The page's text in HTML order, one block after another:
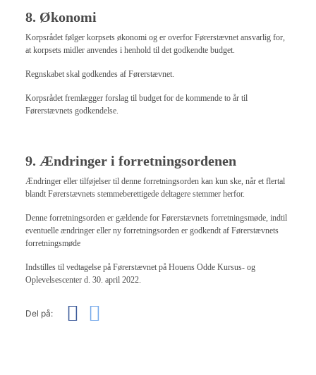
8. Økonomi
Korpsrådet følger korpsets økonomi og er overfor Førerstævnet ansvarlig for,
at korpsets midler anvendes i henhold til det godkendte budget.
Regnskabet skal godkendes af Førerstævnet.
Korpsrådet fremlægger forslag til budget for de kommende to år til
Førerstævnets godkendelse.
9. Ændringer i forretningsordenen
Ændringer eller tilføjelser til denne forretningsorden kan kun ske, når et flertal
blandt Førerstævnets stemmeberettigede deltagere stemmer herfor.
Denne forretningsorden er gældende for Førerstævnets forretningsmøde, indtil
eventuelle ændringer eller ny forretningsorden er godkendt af Førerstævnets
forretningsmøde
Indstilles til vedtagelse på Førerstævnet på Houens Odde Kursus- og
Oplevelsescenter d. 30. april 2022.
Del på: